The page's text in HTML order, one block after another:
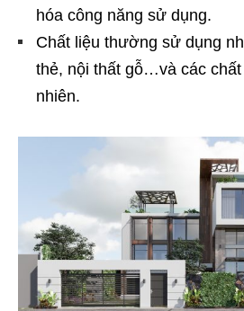
hóa công năng sử dụng.
Chất liệu thường sử dụng
thẻ, nội thất gỗ…và các
nhiên.